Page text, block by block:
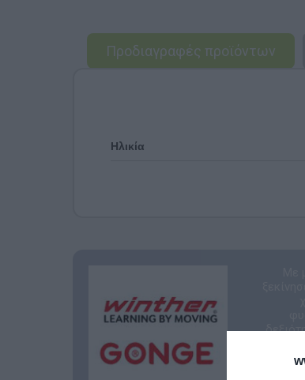
Προδιαγραφές προϊόντων
Ηλικία